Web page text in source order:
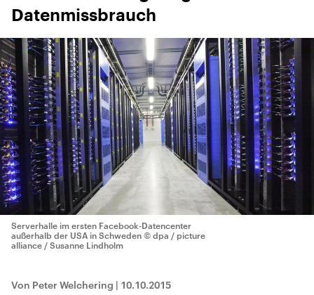
Datenmissbrauch
Serverhalle im ersten Facebook-Datencenter
außerhalb der USA in Schweden © dpa / picture
alliance / Susanne Lindholm
Von Peter Welchering | 10.10.2015